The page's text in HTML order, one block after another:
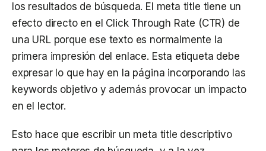
los resultados de búsqueda. El meta title tiene un
efecto directo en el Click Through Rate (CTR) de
una URL porque ese texto es normalmente la
primera impresión del enlace. Esta etiqueta debe
expresar lo que hay en la página incorporando las
keywords objetivo y además provocar un impacto
en el lector.
Esto hace que escribir un meta title descriptivo